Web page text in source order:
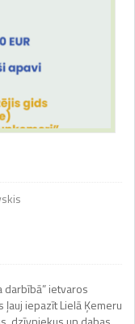
darbībā” ietvaros
iepazīt Lielā Ķemeru